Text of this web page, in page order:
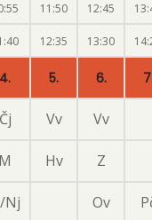
11:50 12:45
12:35 13:30
4. 5. 6.
Čj Vv Vv
M Hv Z
Nj Ov